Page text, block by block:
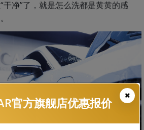
净”了，就是怎么洗都是黄黄的感
官方旗舰店优惠报价